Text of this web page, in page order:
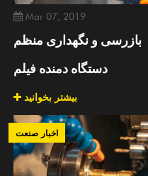
Mar 07, 2019
بازرسی و نگهداری منظم
دستگاه دمنده فیلم
بیشتر بخوانید
اخبار صنعت